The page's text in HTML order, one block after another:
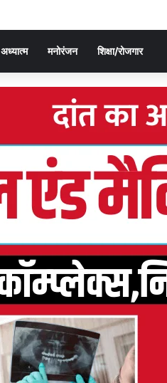
अध्यात्म मनोरंजन शिक्षा/रोजगार